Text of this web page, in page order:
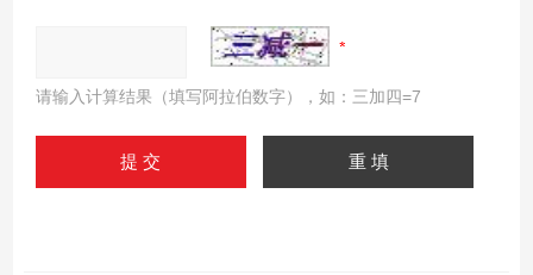
请输入计算结果（填写阿拉伯数字），如：三加四=7